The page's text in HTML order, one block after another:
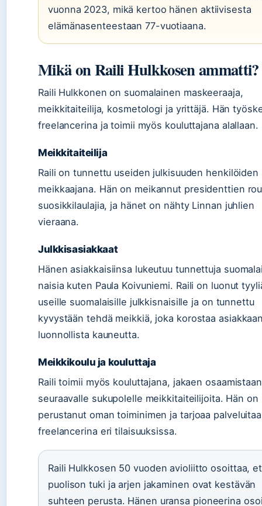
vuonna 2023, mikä kertoo hänen aktiivisesta
elämänasenteestaan 77-vuotiaana.
Mikä on Raili Hulkkosen ammatti?
Raili Hulkkonen on suomalainen maskeeraaja,
meikkitaiteilija, kosmetologi ja yrittäjä. Hän
freelancerina ja toimii myös kouluttajana alallaan.
Meikkitaiteilija
Raili on tunnettu useiden julkisuuden henkilöiden
meikkaajana. Hän on meikannut presidenttien
suosikkilaulajia, ja hänet on nähty Linnan juhlien
vieraana.
Julkkisasiakkaat
Hänen asiakkaisiinsa lukeutuu tunnettuja
naisia kuten Paula Koivuniemi. Raili on luonut
useille suomalaisille julkkisnaisille ja on tunnettu
kyvystään tehdä meikkiä, joka korostaa
luonnollista kauneutta.
Meikkikoulu ja kouluttaja
Raili toimii myös kouluttajana, jakaen osaamistaan
seuraavalle sukupolelle meikkitaiteilijoita. Hän on
perustanut oman toiminimen ja tarjoaa
freelancerina eri tilaisuuksissa.
Raili Hulkkosen 50 vuoden avioliitto osoittaa,
puolison tuki ja arjen jakaminen ovat kestävän
suhteen perusta. Hänen uransa pioneerina